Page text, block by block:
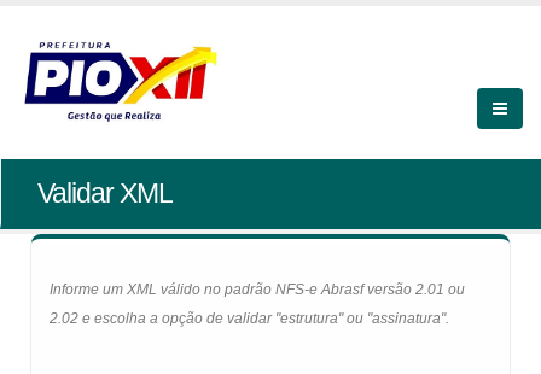
Validar XML
Informe um XML válido no padrão NFS-e Abrasf versão 2.01 ou
2.02 e escolha a opção de validar "estrutura" ou "assinatura".